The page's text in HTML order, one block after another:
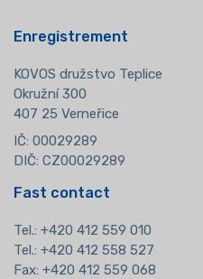
Enregistrement
KOVOS družstvo Teplice
Okružní 300
407 25 Verneřice
IČ: 00029289
DIČ: CZ00029289
Fast contact
Tel.: +420 412 559 010
Tel.: +420 412 558 527
Fax: +420 412 559 068